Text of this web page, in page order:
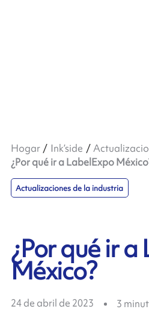
Hogar Ink’side
¿Por qué ir a LabelExpo
Actualizaciones de la industria
¿Por qué ir
México?
24 de abril de 2023 3